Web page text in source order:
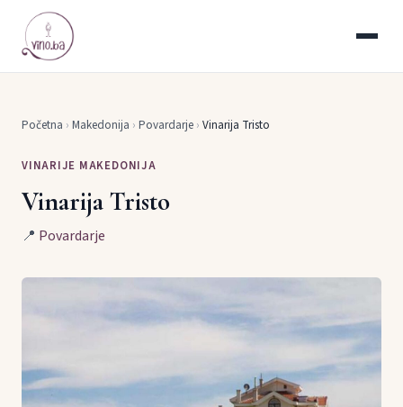
Početna › Makedonija › Povardarje › Vinarija Tristo
VINARIJE MAKEDONIJA
Vinarija Tristo
📍 Povardarje